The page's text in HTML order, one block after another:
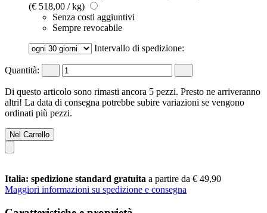
(€ 518,00 / kg)
Senza costi aggiuntivi
Sempre revocabile
Intervallo di spedizione:
Quantità:
Di questo articolo sono rimasti ancora 5 pezzi. Presto ne arriveranno
altri! La data di consegna potrebbe subire variazioni se vengono
ordinati più pezzi.
Nel Carrello
Italia: spedizione standard gratuita a partire da € 49,90
Maggiori informazioni su spedizione e consegna